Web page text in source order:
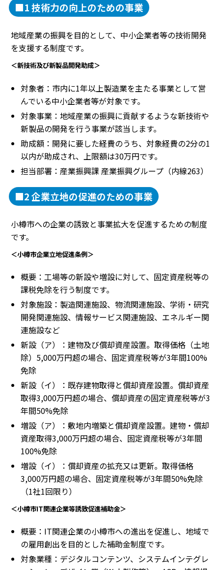
■1 技術力の向上のための事業
地域産業の振興を目的として、中小企業者等の技術開発
を支援する制度です。
＜新技術及び新製品開発助成＞
対象者：市内に1年以上製造業を主たる事業として営
んでいる中小企業者等が対象です。
対象事業：地域産業の振興に貢献するような新技術や
新製品の開発を行う事業が該当します。
助成額：開発に要した経費のうち、対象経費の2分の1
以内が助成され、上限額は30万円です。
担当部署：産業振興課 産業振興グループ（内線263）
■2 企業立地の促進のための事業
小樽市への企業の誘致と事業拡大を促進するための制度
です。
＜小樽市企業立地促進条例＞
概要：工場等の新設や増設に対して、固定資産税等の
課税免除を行う制度です。
対象施設：製造関連施設、物流関連施設、学術・研究
開発関連施設、情報サービス関連施設、エネルギー関
連施設など
新設（ア）：建物及び償却資産設置。取得価格（土地
除）5,000万円超の場合、固定資産税等が3年間100%
免除
新設（イ）：既存建物取得と償却資産設置。償却資産
取得3,000万円超の場合、償却資産の固定資産税等が3
年間50%免除
増設（ア）：敷地内増築と償却資産設置。建物・償却
資産取得3,000万円超の場合、固定資産税等が3年間
100%免除
増設（イ）：償却資産の拡充又は更新。取得価格
3,000万円超の場合、固定資産税等が3年間50%免除
（1社1回限り）
＜小樽市IT関連企業等誘致促進補助金＞
概要：IT関連企業の小樽市への進出を促進し、地域で
の雇用創出を目的とした補助金制度です。
対象業種：デジタルコンテンツ、システムインテグレ